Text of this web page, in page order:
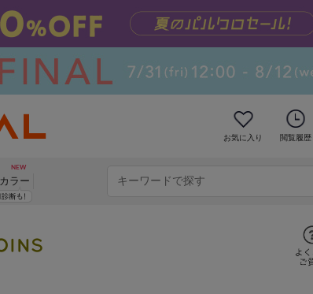
お気に入り 閲覧履歴
カラー